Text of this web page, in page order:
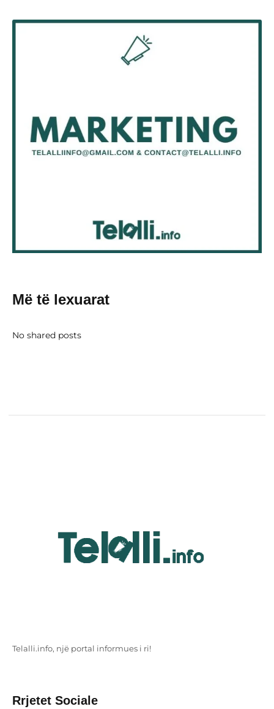
Më të lexuarat
No shared posts
Telalli.info, një portal informues i ri!
Rrjetet Sociale